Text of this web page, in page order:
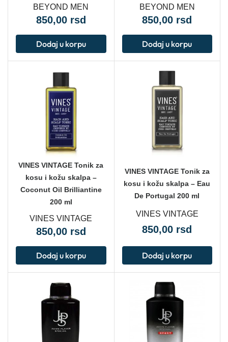
BEYOND MEN
850,00 rsd
Dodaj u korpu
BEYOND MEN
850,00 rsd
Dodaj u korpu
VINES VINTAGE Tonik za
kosu i kožu skalpa –
Coconut Oil Brilliantine
200 ml
VINES VINTAGE
850,00 rsd
Dodaj u korpu
VINES VINTAGE Tonik za
kosu i kožu skalpa – Eau
De Portugal 200 ml
VINES VINTAGE
850,00 rsd
Dodaj u korpu